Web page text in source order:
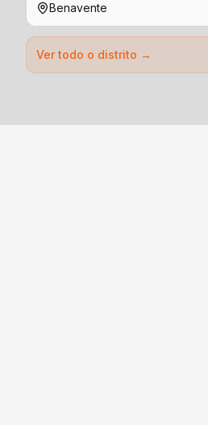
Benavente
Ver todo o distrito →